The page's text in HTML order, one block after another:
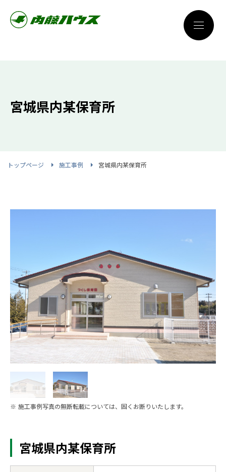
宮城県内某保育所
トップページ 施工事例 宮城県内某保育所
※ 施工事例写真の無断転載については、固くお断りいたします。
宮城県内某保育所